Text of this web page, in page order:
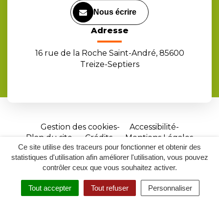
Ce site utilise des traceurs pour fonctionner et obtenir des
statistiques d'utilisation afin améliorer l'utilisation, vous pouvez
contrôler ceux que vous souhaitez activer.
Tout accepter Tout refuser Personnaliser
RECHERCHER
ACCESSIBILITÉ
Nous écrire
Adresse
16 rue de la Roche Saint-André, 85600
Treize-Septiers
Gestion des cookies
Accessibilité
Plan du site
Crédits
Mentions Légales
Site
réalisé
par
Inovagora